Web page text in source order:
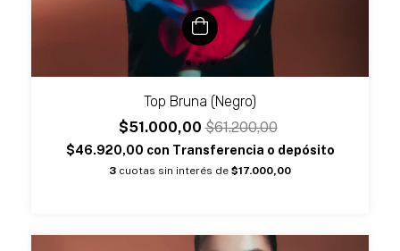
Top Bruna (Negro)
$51.000,00$61.200,00
$46.920,00 con Transferencia o depósito
3 cuotas sin interés de $17.000,00